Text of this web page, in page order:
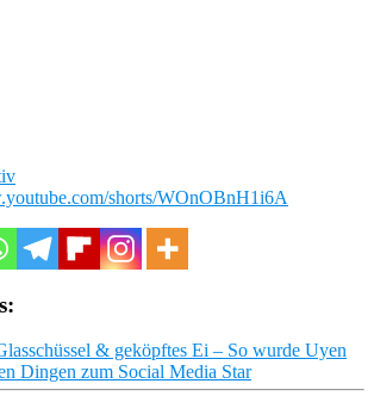
shorts/WOnOBnH1i6A
& geköpftes Ei – So wurde Uyen
Dingen zum Social Media Star